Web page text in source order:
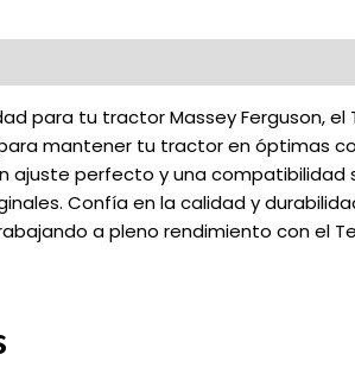
para tu tractor Massey Ferguson, el
mantener tu tractor en óptimas
ajuste perfecto y una compatibilidad
Confía en la calidad y
a pleno rendimiento con el